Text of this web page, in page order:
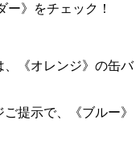
ー》をチェック！
《オレンジ》の缶バ
提示で、《ブルー》